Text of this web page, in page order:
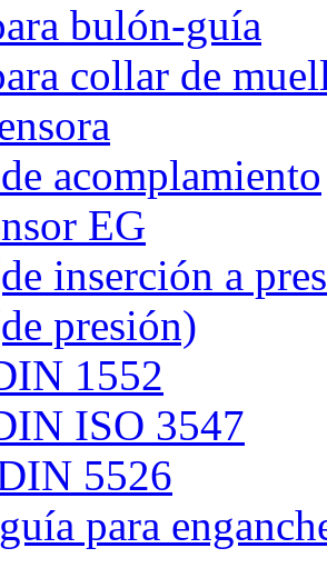
bulón-guía
collar de
acomplamiento
EG
inserción a
presión)
1552
ISO 3547
5526
para